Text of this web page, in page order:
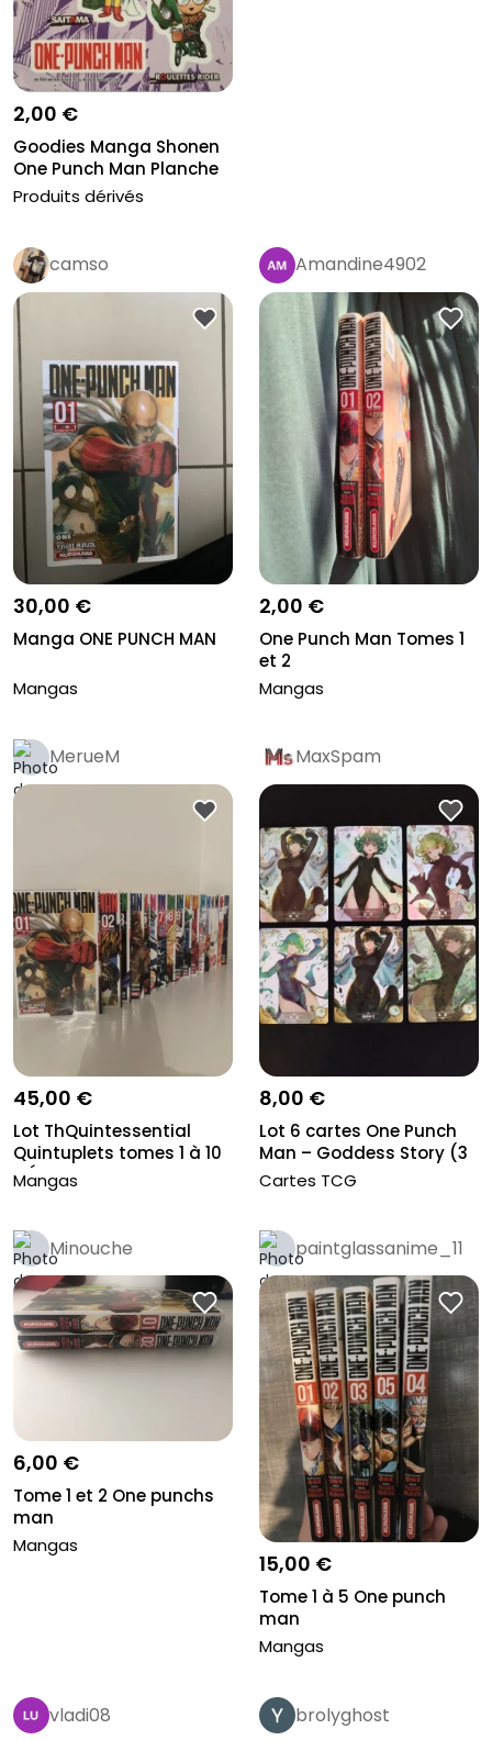
2,00 €
Goodies Manga Shonen
One Punch Man Planche
Sticker...
Produits dérivés
camso
30,00 €
Manga ONE PUNCH MAN
Mangas
Amandine4902
2,00 €
One Punch Man Tomes 1
et 2
Mangas
MerueM
45,00 €
Lot ThQuintessential
Quintuplets tomes 1 à 10
– Éd...
Mangas
MaxSpam
8,00 €
Lot 6 cartes One Punch
Man – Goddess Story (3
SR +...
Cartes TCG
Minouche
6,00 €
Tome 1 et 2 One punchs
man
Mangas
paintglassanime_11
15,00 €
Tome 1 à 5 One punch
man
Mangas
vladi08 brolyghost